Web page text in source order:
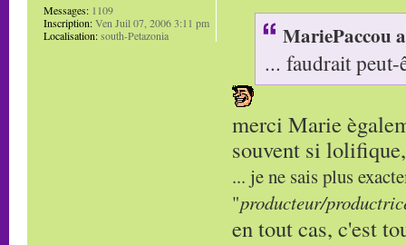
MariePaccou
... faudrait
merci Marie
souvent si
... je ne sais plus
"producteur/
en tout cas, c'est
Messages: 1109
Inscription:Ven Juil 07, 2006 3:11 pm
Localisation:south-Petazonia